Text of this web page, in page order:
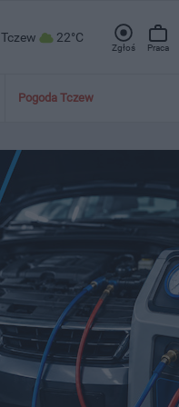
Tczew 22°C
Zgłoś Praca
Pogoda Tczew